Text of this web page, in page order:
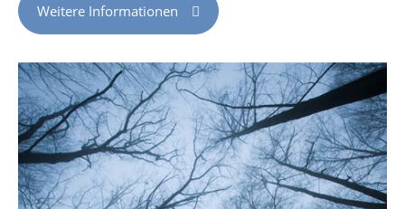
Weitere Informationen